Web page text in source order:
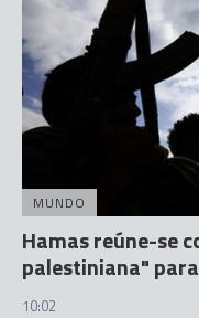
MUNDO
Hamas reúne-se
palestiniana"
10:02